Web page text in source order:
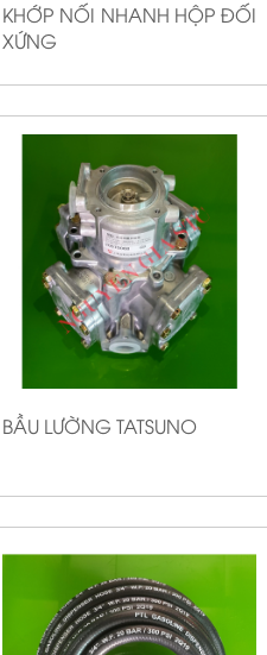
KHỚP NỐI NHANH HỘP ĐỐI
XỨNG
BẦU LƯỜNG TATSUNO